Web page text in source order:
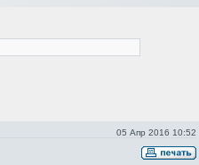
05 Апр 2016 10:52